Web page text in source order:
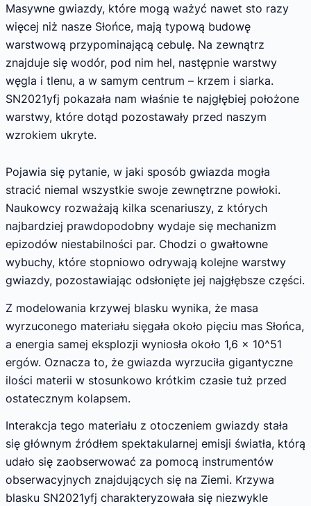
Masywne gwiazdy, które mogą ważyć nawet sto razy
więcej niż nasze Słońce, mają typową budowę
warstwową przypominającą cebulę. Na zewnątrz
znajduje się wodór, pod nim hel, następnie warstwy
węgla i tlenu, a w samym centrum – krzem i siarka.
SN2021yfj pokazała nam właśnie te najgłębiej położone
warstwy, które dotąd pozostawały przed naszym
wzrokiem ukryte.
Pojawia się pytanie, w jaki sposób gwiazda mogła
stracić niemal wszystkie swoje zewnętrzne powłoki.
Naukowcy rozważają kilka scenariuszy, z których
najbardziej prawdopodobny wydaje się mechanizm
epizodów niestabilności par. Chodzi o gwałtowne
wybuchy, które stopniowo odrywają kolejne warstwy
gwiazdy, pozostawiając odsłonięte jej najgłębsze części.
Z modelowania krzywej blasku wynika, że masa
wyrzuconego materiału sięgała około pięciu mas Słońca,
a energia samej eksplozji wyniosła około 1,6 × 10^51
ergów. Oznacza to, że gwiazda wyrzuciła gigantyczne
ilości materii w stosunkowo krótkim czasie tuż przed
ostatecznym kolapsem.
Interakcja tego materiału z otoczeniem gwiazdy stała
się głównym źródłem spektakularnej emisji światła, którą
udało się zaobserwować za pomocą instrumentów
obserwacyjnych znajdujących się na Ziemi. Krzywa
blasku SN2021yfj charakteryzowała się niezwykle